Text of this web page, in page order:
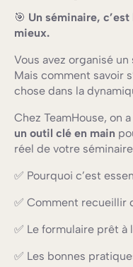
🎯 Un séminaire,
mieux.
Vous avez organisé
Mais comment savoir
chose dans la
Chez TeamHouse, on
un outil clé en main
réel de votre
✅ Pourquoi c’est
✅ Comment recueillir
✅ Le formulaire prêt à
✅ Les bonnes